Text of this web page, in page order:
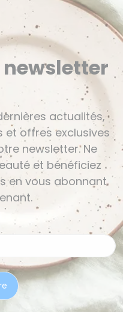
actualités,
et offres exclusives
newsletter. Ne
et bénéficiez
en vous abonnant